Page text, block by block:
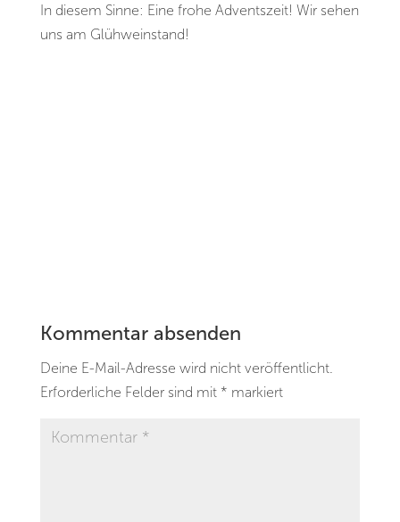
In diesem Sinne: Eine frohe Adventszeit! Wir sehen
uns am Glühweinstand!
Kommentar absenden
Deine E-Mail-Adresse wird nicht veröffentlicht.
Erforderliche Felder sind mit * markiert